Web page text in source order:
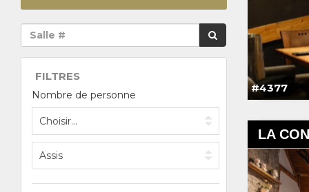
FILTRES
Nombre de personne
#4377
LA